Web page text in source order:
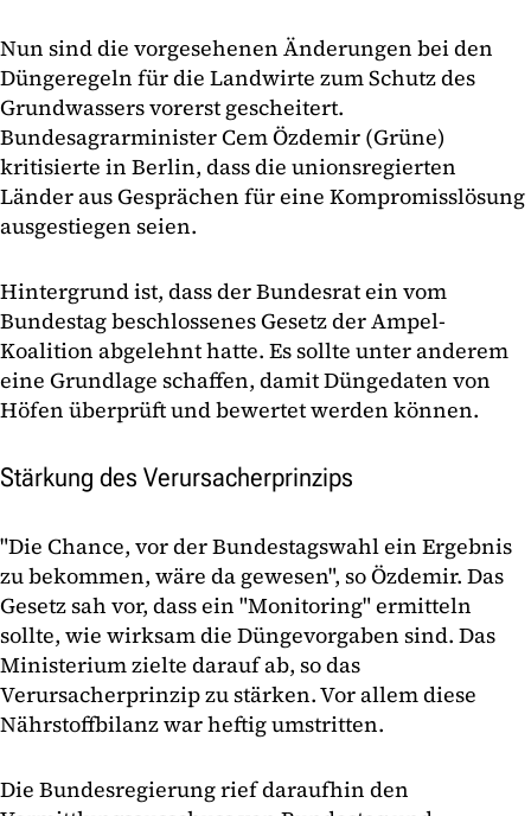
Nun sind die vorgesehenen Änderungen bei den
Düngeregeln für die Landwirte zum Schutz des
Grundwassers vorerst gescheitert.
Bundesagrarminister Cem Özdemir (Grüne)
kritisierte in Berlin, dass die unionsregierten
Länder aus Gesprächen für eine Kompromisslösung
ausgestiegen seien.
Hintergrund ist, dass der Bundesrat ein vom
Bundestag beschlossenes Gesetz der Ampel-
Koalition abgelehnt hatte. Es sollte unter anderem
eine Grundlage schaffen, damit Düngedaten von
Höfen überprüft und bewertet werden können.
Stärkung des Verursacherprinzips
"Die Chance, vor der Bundestagswahl ein Ergebnis
zu bekommen, wäre da gewesen", so Özdemir. Das
Gesetz sah vor, dass ein "Monitoring" ermitteln
sollte, wie wirksam die Düngevorgaben sind. Das
Ministerium zielte darauf ab, so das
Verursacherprinzip zu stärken. Vor allem diese
Nährstoffbilanz war heftig umstritten.
Die Bundesregierung rief daraufhin den